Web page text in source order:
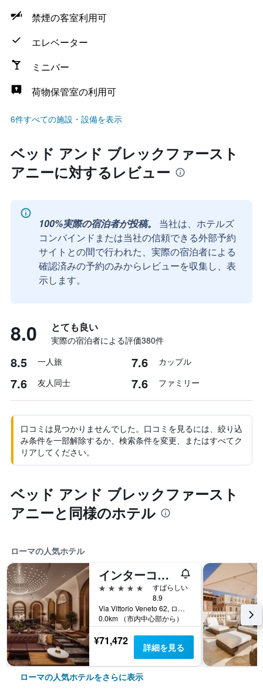
禁煙の客室利用可
エレベーター
ミニバー
荷物保管室の利用可
6件すべての施設・設備を表示
ベッド アンド ブレックファースト
アニーに対するレビュー
100%実際の宿泊者が投稿。
当社は、ホテルズ
コンバインドまたは当社の信頼できる外部予約
サイトとの間で行われた、実際の宿泊者による
確認済みの予約のみからレビューを収集し、表
示します。
8.0 とても良い
実際の宿泊者による評価380​件
8.5 一人旅 7.6 カップル
7.6 友人同士 7.6 ファミリー
口コミは見つかりませんでした。口コミを見るには、絞り込
み条件を一部解除するか、検索条件を変更、またはすべてク
リアしてください。
ベッド アンド ブレックファースト
アニーと同様のホテル
ローマの人気ホテル
インターコンチネンタル ローマ アンバサチョリ パレス by IHG
5つ星
すばらしい
8.9
Via Vittorio Veneto 62, ローマ, イタリア
0.0km （市内中心部から）
¥71,472 詳細を見る
ローマの人気ホテルをさらに表示